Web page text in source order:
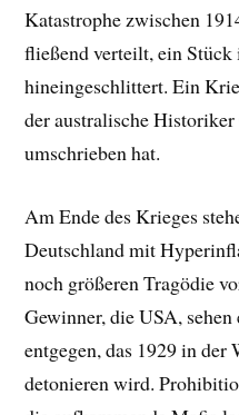
Katastrophe zwischen
fließend verteilt, ein
hineingeschlittert. Ein
der australische
umschrieben hat.
Am Ende des Krieges
Deutschland mit
noch größeren Tragödie
Gewinner, die USA,
entgegen, das 1929 in
detonieren wird.